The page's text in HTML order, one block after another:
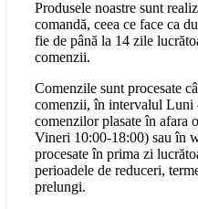
Produsele noastre sunt
comandă, ceea ce face ca
fie de până la 14 zile
comenzii.
Comenzile sunt procesate
comenzii, în intervalul Luni
comenzilor plasate în afara
Vineri 10:00-18:00) sau în
procesate în prima zi
perioadele de reduceri,
prelungi.